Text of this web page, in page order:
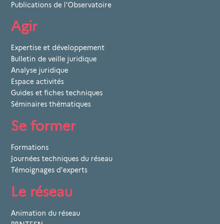
Publications de l'Observatoire
Agir
Expertise et développement
Bulletin de veille juridique
Analyse juridique
Espace activités
Guides et fiches techniques
Séminaires thématiques
Se former
Formations
Journées techniques du réseau
Témoignages d'experts
Le réseau
Animation du réseau